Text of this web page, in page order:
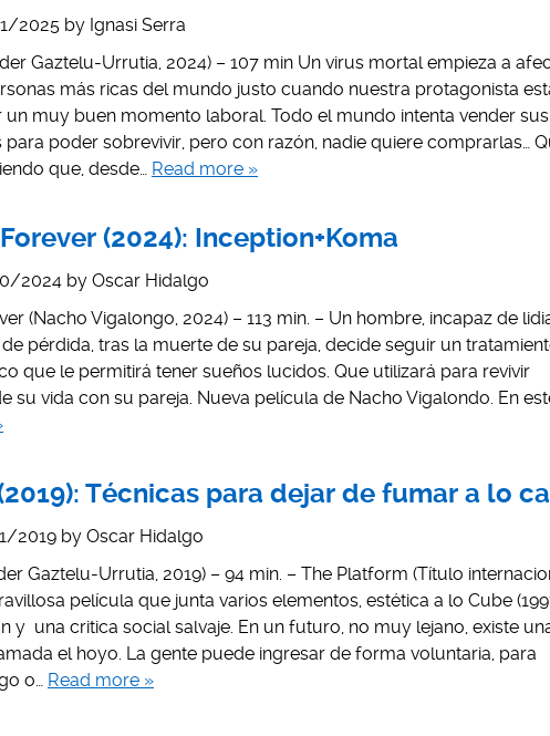
2025 by Ignasi Serra
Gaztelu-Urrutia, 2024) – 107 min Un virus mortal empieza a
más ricas del mundo justo cuando nuestra protagonista
un muy buen momento laboral. Todo el mundo intenta vender sus
para poder sobrevivir, pero con razón, nadie quiere comprarlas…
que, desde… Read more »
(2024): Inception+Koma
2024 by Oscar Hidalgo
(Nacho Vigalongo, 2024) – 113 min. – Un hombre, incapaz de
pérdida, tras la muerte de su pareja, decide seguir un
que le permitirá tener sueños lucidos. Que utilizará para revivir
su vida con su pareja. Nueva película de Nacho Vigalondo. En
Técnicas para dejar de fumar a lo
2019 by Oscar Hidalgo
Gaztelu-Urrutia, 2019) – 94 min. – The Platform (Título
película que junta varios elementos, estética a lo Cube
y una critica social salvaje. En un futuro, no muy lejano, existe
el hoyo. La gente puede ingresar de forma voluntaria, para
o… Read more »